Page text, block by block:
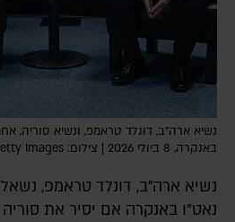
נשיא ארה"ב, דונלד טראמפ, ונשיא סוריה,
באנקרה, 8 ביולי 2026 | צילום: SAUL LOEB / AFP via Getty Images
נשיא ארה"ב, דונלד טראמפ, נשאל אתמול בשולי פסגת
נאט"ו באנקרה אם יסיר את